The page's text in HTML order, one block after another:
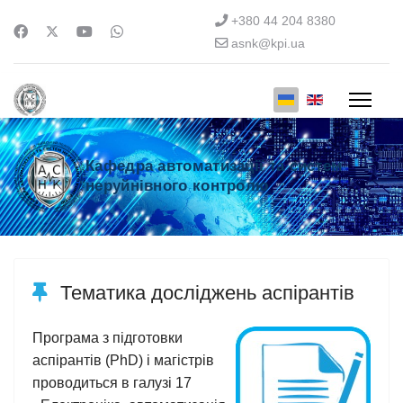
+380 44 204 8380
asnk@kpi.ua
Кафедра автоматизації та систем
неруйнівного контролю
Тематика досліджень аспірантів
Програма з підготовки
аспірантів (PhD) і магістрів
проводиться в галузі 17